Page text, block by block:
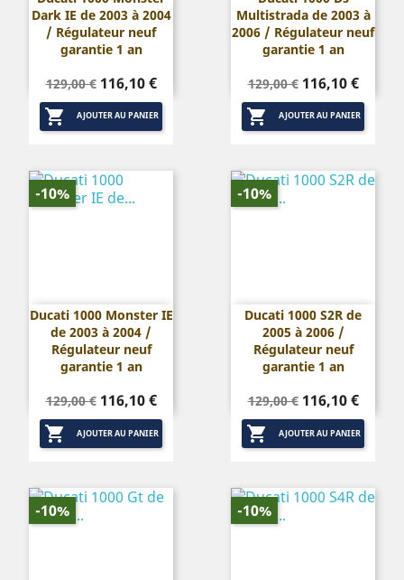
Dark IE de 2003 à 2004
/ Régulateur neuf
garantie 1 an
Prix
de
base
129,00 € Prix
116,10 €
 AJOUTER AU PANIER
Multistrada de 2003 à
2006 / Régulateur neuf
garantie 1 an
Prix
de
base
129,00 € Prix
116,10 €
 AJOUTER AU PANIER
Ducati 1000 Monster IE
de 2003 à 2004 /
Régulateur neuf
garantie 1 an
Prix
de
base
129,00 € Prix
116,10 €
 AJOUTER AU PANIER
-10%
Ducati 1000 S2R de
2005 à 2006 /
Régulateur neuf
garantie 1 an
Prix
de
base
129,00 € Prix
116,10 €
 AJOUTER AU PANIER
-10%
-10% -10%